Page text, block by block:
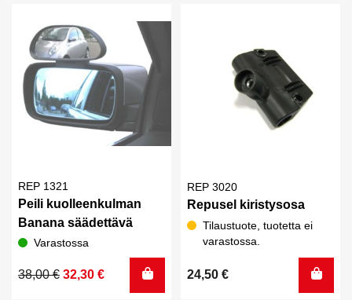
REP 1321
Peili kuolleenkulman
Banana säädettävä
Varastossa
38,00€
Alkuperäinen
32,30 €
Nykyinen
REP 3020
Repusel kiristysosa
Tilaustuote, tuotetta ei
varastossa.
24,50 €